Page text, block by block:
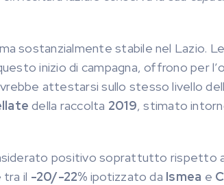
sostanzialmente stabile nel Lazio.
inizio di campagna, offrono per
attestarsi sullo stesso livello
della raccolta 2019, stimato
positivo soprattutto rispetto
tra il -20/-22% ipotizzato da Ismea e